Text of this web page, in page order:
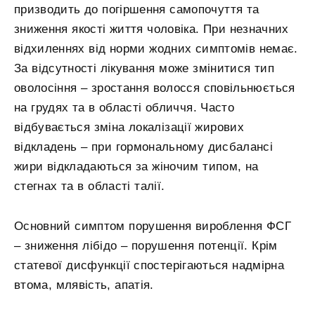
призводить до погіршення самопочуття та
зниження якості життя чоловіка. При незначних
відхиленнях від норми жодних симптомів немає.
За відсутності лікування може змінитися тип
оволосіння – зростання волосся сповільнюється
на грудях та в області обличчя. Часто
відбувається зміна локалізації жирових
відкладень – при гормональному дисбалансі
жири відкладаються за жіночим типом, на
стегнах та в області талії.
Основний симптом порушення вироблення ФСГ
– зниження лібідо – порушення потенції. Крім
статевої дисфункції спостерігаються надмірна
втома, млявість, апатія.